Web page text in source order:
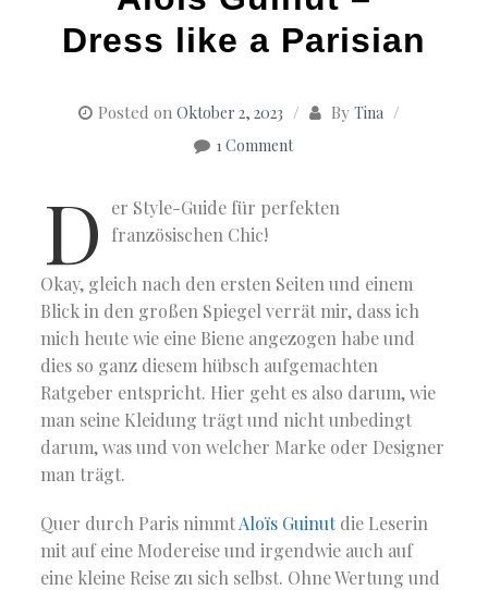
Dress like a Parisian
Posted on Oktober 2, 2023 By Tina
1 Comment
D
er Style-Guide für perfekten
französischen Chic!
Okay, gleich nach den ersten Seiten und einem
Blick in den großen Spiegel verrät mir, dass ich
mich heute wie eine Biene angezogen habe und
dies so ganz diesem hübsch aufgemachten
Ratgeber entspricht. Hier geht es also darum, wie
man seine Kleidung trägt und nicht unbedingt
darum, was und von welcher Marke oder Designer
man trägt.
Quer durch Paris nimmtAloïs Guinutdie Leserin
mit auf eine Modereise und irgendwie auch auf
eine kleine Reise zu sich selbst. Ohne Wertung und